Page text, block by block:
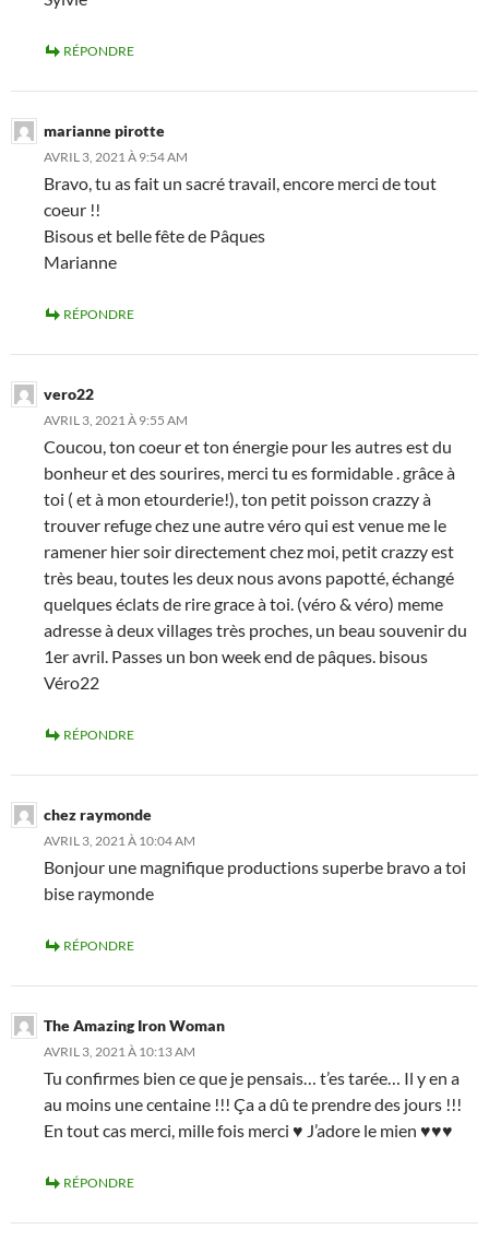
RÉPONDRE
marianne pirotte
AVRIL 3, 2021 À 9:54 AM
Bravo, tu as fait un sacré travail, encore merci de tout
coeur !!
Bisous et belle fête de Pâques
Marianne
RÉPONDRE
vero22
AVRIL 3, 2021 À 9:55 AM
Coucou, ton coeur et ton énergie pour les autres est du
bonheur et des sourires, merci tu es formidable . grâce à
toi ( et à mon etourderie!), ton petit poisson crazzy à
trouver refuge chez une autre véro qui est venue me le
ramener hier soir directement chez moi, petit crazzy est
très beau, toutes les deux nous avons papotté, échangé
quelques éclats de rire grace à toi. (véro & véro) meme
adresse à deux villages très proches, un beau souvenir du
1er avril. Passes un bon week end de pâques. bisous
Véro22
RÉPONDRE
chez raymonde
AVRIL 3, 2021 À 10:04 AM
Bonjour une magnifique productions superbe bravo a toi
bise raymonde
RÉPONDRE
The Amazing Iron Woman
AVRIL 3, 2021 À 10:13 AM
Tu confirmes bien ce que je pensais… t’es tarée… Il y en a
au moins une centaine !!! Ça a dû te prendre des jours !!!
En tout cas merci, mille fois merci ♥ J’adore le mien ♥♥♥
RÉPONDRE